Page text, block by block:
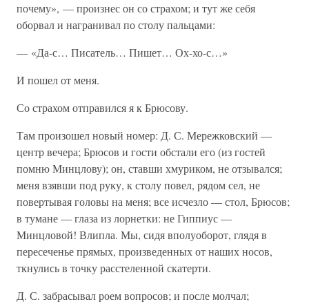
почему», — произнес он со страхом; и тут же себя
оборвал и награнивал по столу пальцами:
— «Да-с… Писатель… Пишет… Ох-хо-с…»
И пошел от меня.
Со страхом отправился я к Брюсову.
Там произошел новый номер: Д. С. Мережковский —
центр вечера; Брюсов и гости обстали его (из гостей
помню Минцлову); он, ставши хмуриком, не отзывался;
меня взявши под руку, к столу повел, рядом сел, не
повертывая головы на меня; все исчезло — стол, Брюсов;
в тумане — глаза из лорнетки: не Гиппиус —
Минцловой! Влипла. Мы, сидя вполуоборот, глядя в
пересеченье прямых, произведенных от наших носов,
ткнулись в точку расстеленной скатерти.
Д. С. забрасывал роем вопросов; и после молчал;